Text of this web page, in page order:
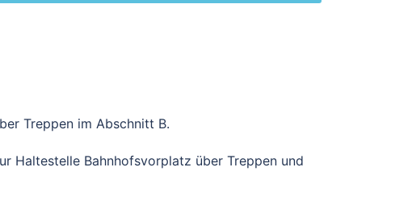
Treppen im Abschnitt B.
Haltestelle Bahnhofsvorplatz über Treppen und